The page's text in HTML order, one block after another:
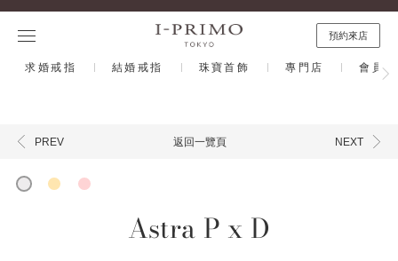
預約來店
求婚戒指 結婚戒指 珠寶首飾 專門店 會員
PREV 返回一覽頁 NEXT
Astra P x D